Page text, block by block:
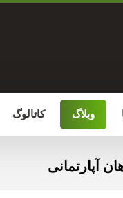
وبلاگ کاتالوگ
آپارتمانی